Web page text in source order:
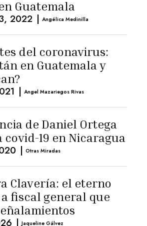
Guatemala
2022 | Angélica Medinilla
del coronavirus:
en Guatemala y
| Angel Mazariegos Rivas
de Daniel Ortega
covid-19 en Nicaragua
| Otras Miradas
Clavería: el eterno
fiscal general que
| Jaqueline Gálvez